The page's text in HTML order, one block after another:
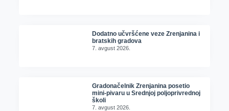
Dodatno učvršćene veze Zrenjanina i
bratskih gradova
7. avgust 2026.
Gradonačelnik Zrenjanina posetio
mini-pivaru u Srednjoj poljoprivrednoj
školi
7. avgust 2026.